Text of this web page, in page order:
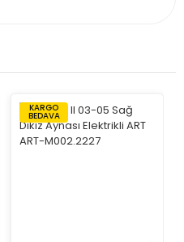
KARGO
BEDAVA